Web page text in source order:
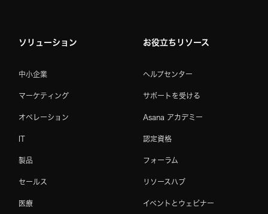
ソリューション
中小企業
マーケティング
オペレーション
IT
製品
セールス
医療
お役立ちリソース
ヘルプセンター
サポートを受ける
Asana アカデミー
認定資格
フォーラム
リソースハブ
イベントとウェビナー